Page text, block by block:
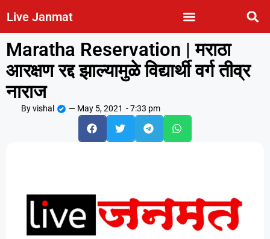
Live Janmat
Maratha Reservation | मराठा
आरक्षण रद्द झाल्यामुळे विद्यार्थी वर्ग तीव्र
नाराज
Byvishal — May 5, 2021 -7:33 pm